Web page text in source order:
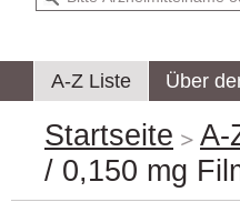
A-Z Liste Über
Startseite A-
/ 0,150 mg